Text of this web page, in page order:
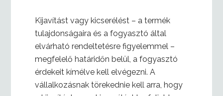
Kijavítást vagy kicserélést – a termék
tulajdonságaira és a fogyasztó által
elvárható rendeltetésre figyelemmel –
megfelelő határidőn belül, a fogyasztó
érdekeit kímélve kell elvégezni. A
vállalkozásnak törekednie kell arra, hogy